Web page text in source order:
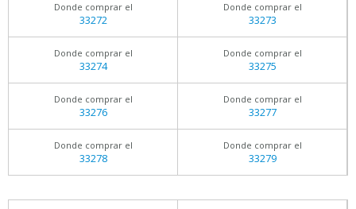
Donde comprar el
33272
Donde comprar el
33273
Donde comprar el
33274
Donde comprar el
33275
Donde comprar el
33276
Donde comprar el
33277
Donde comprar el
33278
Donde comprar el
33279